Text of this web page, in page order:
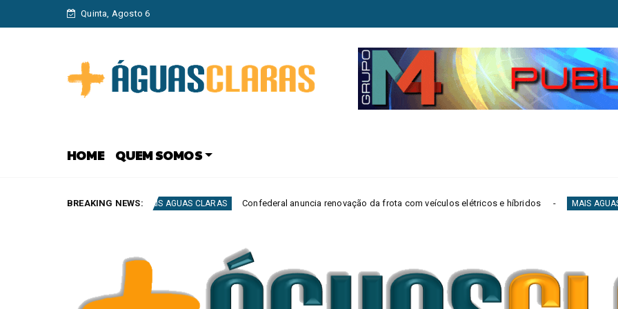
Quinta, Agosto 6
HOME QUEM SOMOS
BREAKING NEWS:
MAIS AGUAS CLARAS Confederal anuncia renovação da frota com veículos elétricos e híbridos MAIS AGUAS CLARAS Agir